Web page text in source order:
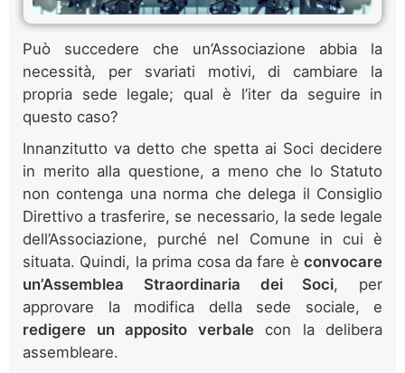
Può succedere che un’Associazione abbia la
necessità, per svariati motivi, di cambiare la
propria sede legale; qual è l’iter da seguire in
questo caso?
Innanzitutto va detto che spetta ai Soci decidere
in merito alla questione, a meno che lo Statuto
non contenga una norma che delega il Consiglio
Direttivo a trasferire, se necessario, la sede legale
dell’Associazione, purché nel Comune in cui è
situata. Quindi, la prima cosa da fare è convocare
un’Assemblea Straordinaria dei Soci, per
approvare la modifica della sede sociale, e
redigere un apposito verbalecon la delibera
assembleare.